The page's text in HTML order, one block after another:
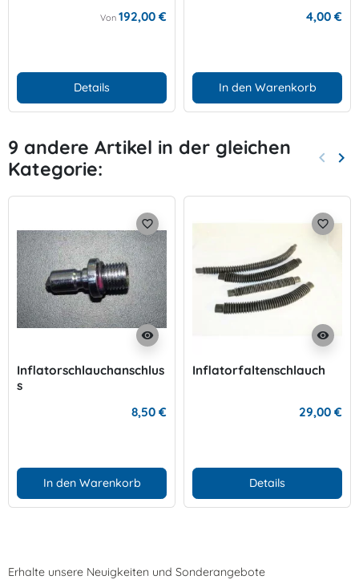
Von 192,00 €
Details
4,00 €
In den Warenkorb
9 andere Artikel in der gleichen
Kategorie:
Zurück
keyboard_arrow_left keyboard_arrow_right
visibility
favorite_border
Inflatorschlauchanschlus
s
8,50 €
In den Warenkorb
visibility
favorite_border
Inflatorfaltenschlauch
29,00 €
Details
Erhalte unsere Neuigkeiten und Sonderangebote